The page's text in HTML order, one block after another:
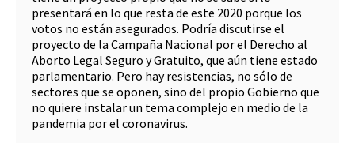
presentará en lo que resta de este 2020 porque los
votos no están asegurados. Podría discutirse el
proyecto de la Campaña Nacional por el Derecho al
Aborto Legal Seguro y Gratuito, que aún tiene estado
parlamentario. Pero hay resistencias, no sólo de
sectores que se oponen, sino del propio Gobierno que
no quiere instalar un tema complejo en medio de la
pandemia por el coronavirus.